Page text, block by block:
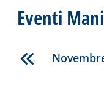
Eventi